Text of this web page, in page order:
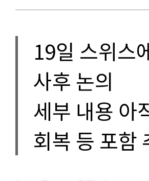
19일 스위스
사후 논의
세부 내용 아
회복 등 포함